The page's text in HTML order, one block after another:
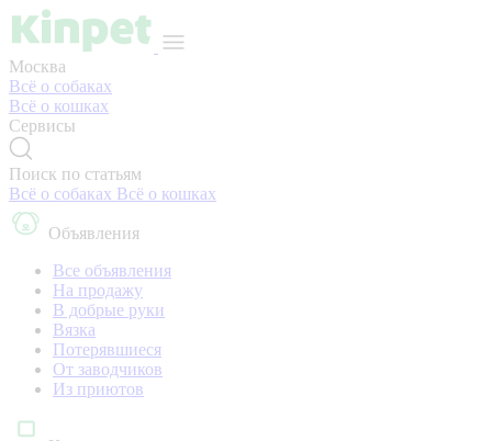
Москва
Всё о собаках
Всё о кошках
Сервисы
Поиск по статьям
Всё о собаках Всё о кошках
Объявления
Все объявления
На продажу
В добрые руки
Вязка
Потерявшиеся
От заводчиков
Из приютов